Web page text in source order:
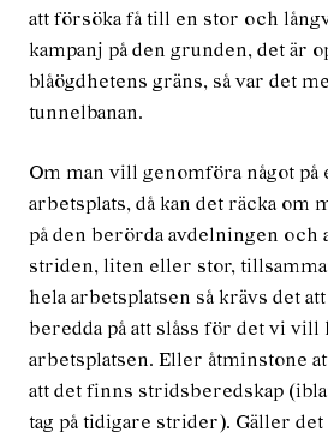
att försöka få till en stor och
kampanj på den grunden, det är
blåögdhetens gräns, så var det
tunnelbanan.
Om man vill genomföra något på
arbetsplats, då kan det räcka om
på den berörda avdelningen och
striden, liten eller stor,
hela arbetsplatsen så krävs det
beredda på att slåss för det vi vill
arbetsplatsen. Eller åtminstone
att det finns stridsberedskap
tag på tidigare strider). Gäller